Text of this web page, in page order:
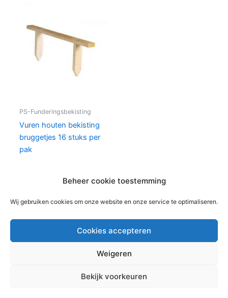
Beheer cookie toestemming
Wij gebruiken cookies om onze website en onze service te optimaliseren.
Cookies accepteren
Weigeren
Bekijk voorkeuren
PS-Funderingsbekisting
Vuren houten bekisting
bruggetjes 16 stuks per
pak
In winkelwagen
doorAstra WordPress thema